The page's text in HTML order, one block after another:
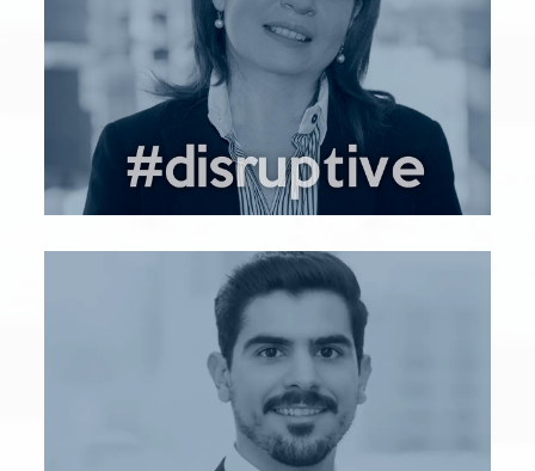
Yo soy Elga Fernández
efernandez@bleumind.com
LinkedIn
Yo soy Javier Vallejo
jvallejo@bleumind.com